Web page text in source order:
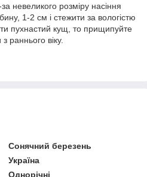
невеликого розміру насіння
1-2 см і стежити за вологістю
пухнастий кущ, то прищипуйте
раннього віку.
Сонячний березень
Україна
Однорічні